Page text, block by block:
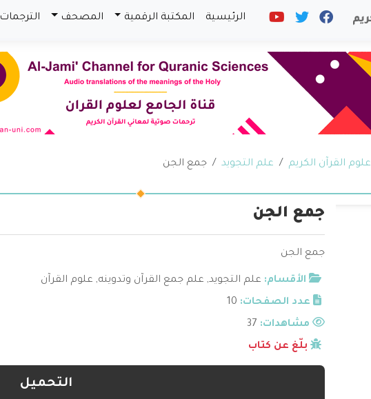
الرئيسية المكتبة الرقمية المصحف الترجمات
علوم القرآن الكريم علم التجويد جمع الجن
جمع الجن
جمع الجن
الأقسام: علم التجويد, علم جمع القرآن وتدوينه, علوم القرآن
عدد الصفحات: 10
مشاهدات:
بلّغ عن كتاب
التحميل